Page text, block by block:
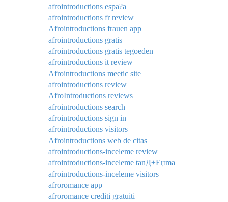
afrointroductions espa?a
afrointroductions fr review
Afrointroductions frauen app
afrointroductions gratis
afrointroductions gratis tegoeden
afrointroductions it review
Afrointroductions meetic site
afrointroductions review
AfroIntroductions reviews
afrointroductions search
afrointroductions sign in
afrointroductions visitors
Afrointroductions web de citas
afrointroductions-inceleme review
afrointroductions-inceleme tanД±Еџma
afrointroductions-inceleme visitors
afroromance app
afroromance crediti gratuiti